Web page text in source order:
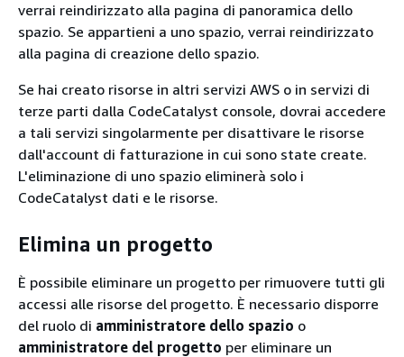
verrai reindirizzato alla pagina di panoramica dello
spazio. Se appartieni a uno spazio, verrai reindirizzato
alla pagina di creazione dello spazio.
Se hai creato risorse in altri servizi AWS o in servizi di
terze parti dalla CodeCatalyst console, dovrai accedere
a tali servizi singolarmente per disattivare le risorse
dall'account di fatturazione in cui sono state create.
L'eliminazione di uno spazio eliminerà solo i
CodeCatalyst dati e le risorse.
Elimina un progetto
È possibile eliminare un progetto per rimuovere tutti gli
accessi alle risorse del progetto. È necessario disporre
del ruolo di amministratore dello spazio o
amministratore del progetto per eliminare un